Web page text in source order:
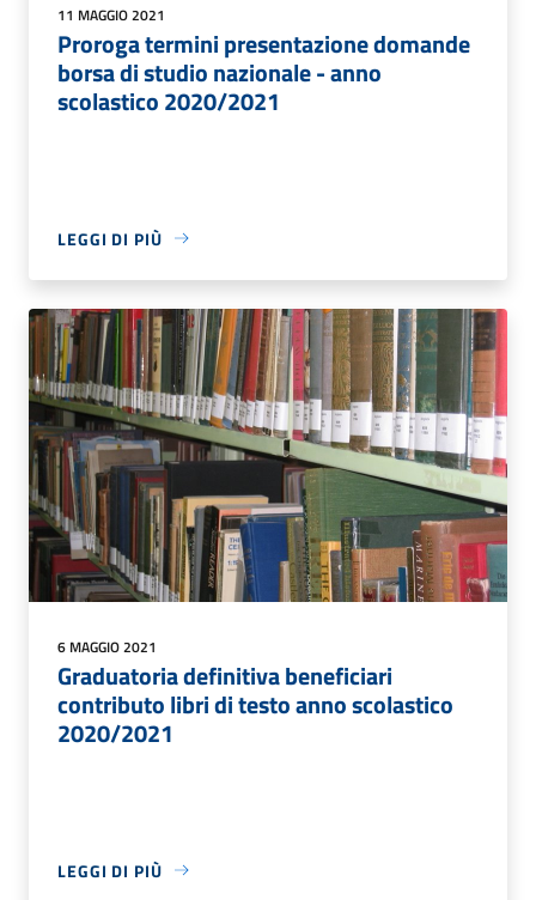
11 MAGGIO 2021
Proroga termini presentazione domande
borsa di studio nazionale - anno
scolastico 2020/2021
LEGGI DI PIÙ
6 MAGGIO 2021
Graduatoria definitiva beneficiari
contributo libri di testo anno scolastico
2020/2021
LEGGI DI PIÙ